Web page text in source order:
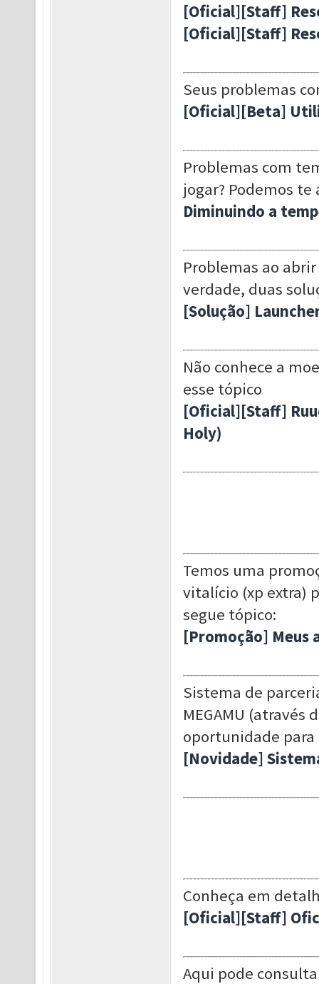
[Oficial][Staff]
[Oficial][Staff]
Seus problemas
[Oficial][Beta]
Problemas com
jogar? Podemos te
Diminuindo a
Problemas ao
verdade, duas
[Solução]
Não conhece a
esse tópico
[Oficial][Staff]
Holy)
Temos uma
vitalício (xp extra)
segue tópico:
[Promoção] Meus
Sistema de
MEGAMU
oportunidade
[Novidade]
Conheça em
[Oficial][Staff]
Aqui pode